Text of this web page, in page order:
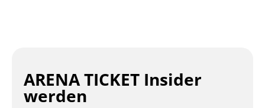
ARENA TICKET Insider
werden